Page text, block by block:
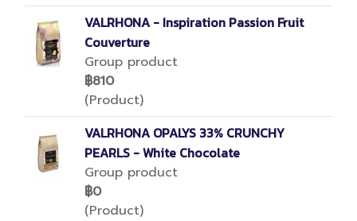
VALRHONA - Inspiration Passion Fruit
Couverture
Group product
฿810
(Product)
VALRHONA OPALYS 33% CRUNCHY
PEARLS - White Chocolate
Group product
฿0
(Product)